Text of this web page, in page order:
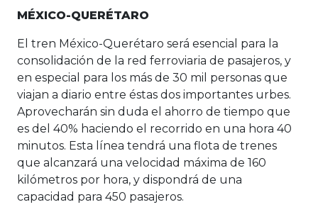
MÉXICO-QUERÉTARO
El tren México-Querétaro será esencial para la
consolidación de la red ferroviaria de pasajeros, y
en especial para los más de 30 mil personas que
viajan a diario entre éstas dos importantes urbes.
Aprovecharán sin duda el ahorro de tiempo que
es del 40% haciendo el recorrido en una hora 40
minutos. Esta línea tendrá una flota de trenes
que alcanzará una velocidad máxima de 160
kilómetros por hora, y dispondrá de una
capacidad para 450 pasajeros.